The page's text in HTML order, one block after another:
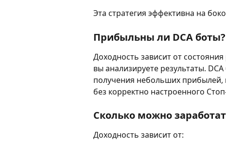
Эта стратегия эффективна на
Прибыльны ли DCA боты?
Доходность зависит от
вы анализируете результаты.
получения небольших прибылей,
без корректно настроенного
Сколько можно
Доходность зависит от: